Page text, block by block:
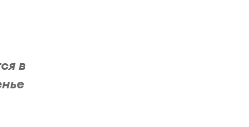
в